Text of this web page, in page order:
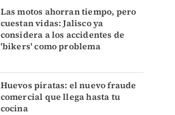
Las motos ahorran tiempo, pero
cuestan vidas: Jalisco ya
considera a los accidentes de
'bikers' como problema
Huevos piratas: el nuevo fraude
comercial que llega hasta tu
cocina